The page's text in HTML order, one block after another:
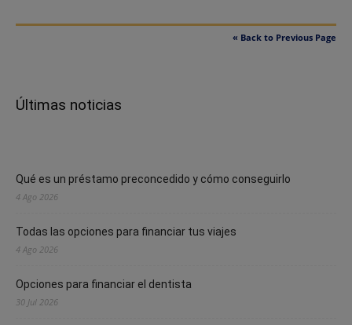
« Back to Previous Page
Últimas noticias
Qué es un préstamo preconcedido y cómo conseguirlo
4 Ago 2026
Todas las opciones para financiar tus viajes
4 Ago 2026
Opciones para financiar el dentista
30 Jul 2026